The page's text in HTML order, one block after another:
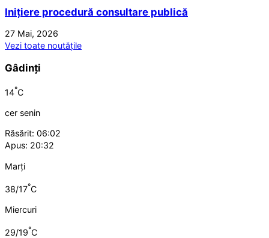
Inițiere procedură consultare publică
27 Mai, 2026
Vezi toate noutățile
Gâdinți
14°C
cer senin
Răsărit: 06:02
Apus: 20:32
Marți
38/17°C
Miercuri
29/19°C